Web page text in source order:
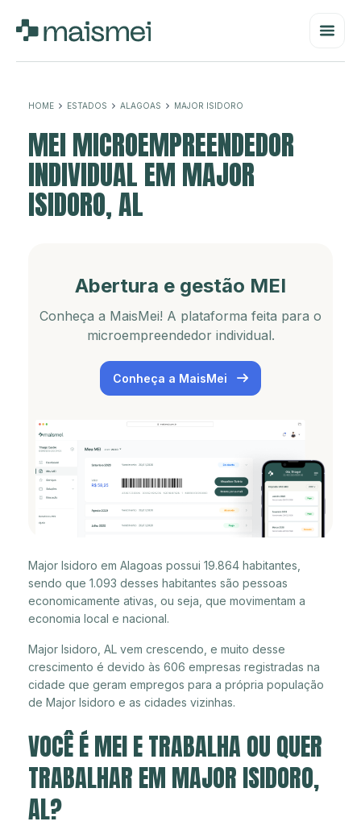
HOME ESTADOS ALAGOAS MAJOR ISIDORO
MEI MICROEMPREENDEDOR
INDIVIDUAL EM MAJOR
ISIDORO, AL
Abertura e gestão MEI
Conheça a MaisMei! A plataforma feita para o
microempreendedor individual.
Conheça a MaisMei
Major Isidoro em Alagoas possui 19.864 habitantes,
sendo que 1.093 desses habitantes são pessoas
economicamente ativas, ou seja, que movimentam a
economia local e nacional.
Major Isidoro, AL vem crescendo, e muito desse
crescimento é devido às 606 empresas registradas na
cidade que geram empregos para a própria população
de Major Isidoro e as cidades vizinhas.
VOCÊ É MEI E TRABALHA OU QUER
TRABALHAR EM MAJOR ISIDORO,
AL?